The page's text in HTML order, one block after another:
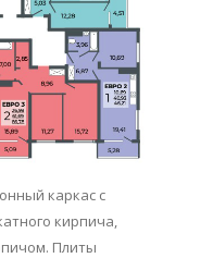
каркас с
кирпича,
Плиты